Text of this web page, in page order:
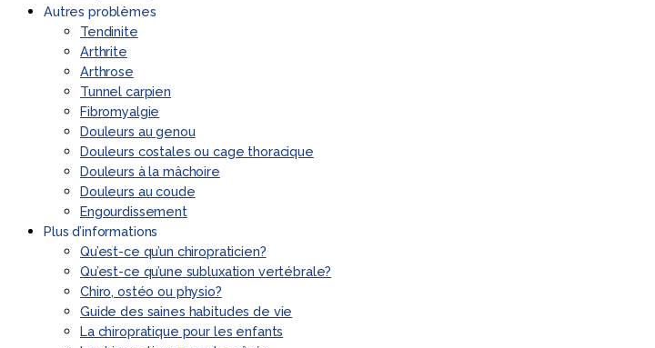
Autres problèmes
Tendinite
Arthrite
Arthrose
Tunnel carpien
Fibromyalgie
Douleurs au genou
Douleurs costales ou cage thoracique
Douleurs à la mâchoire
Douleurs au coude
Engourdissement
Plus d’informations
Qu’est-ce qu’un chiropraticien?
Qu’est-ce qu’une subluxation vertébrale?
Chiro, ostéo ou physio?
Guide des saines habitudes de vie
La chiropratique pour les enfants